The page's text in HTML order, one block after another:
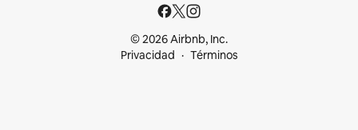
© 2026 Airbnb, Inc.
Privacidad
Términos